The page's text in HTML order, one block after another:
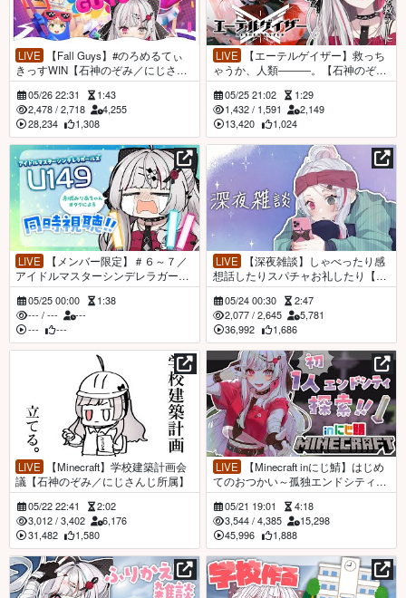
LIVE
きっすWIN【石神のぞみ／にじさん
じ所属】
05/26 22:31
1:43
2,478/ 2,718
4,255
28,234
1,308
LIVE
ゃうか、人類―――。【石神のぞみ
／にじさんじ所属】
05/25 21:02
1:29
1,432 / 1,591
2,149
13,420
1,024
LIVE
アイドルマスターシンデレラガール
ズU149同時視聴！【石神のぞみ／に
じさんじ所属】
05/25 00:00
1:38
--- / ---
---
---
---
LIVE
想話したりスパチャお礼したり【石
神のぞみ／にじさんじ所属】
05/24 00:30
2:47
2,077 /2,645
5,781
36,992
1,686
LIVE
議【石神のぞみ／にじさんじ所属】
05/22 22:41
2:02
3,012/ 3,402
6,176
31,482
1,580
LIVE
てのおつかい～孤独エンドシティ探
索編～【石神のぞみ／にじさんじ所
属】05/21 19:01
4:18
3,544 /4,385
15,298
45,996
1,888